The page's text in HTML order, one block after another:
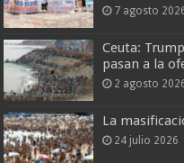
7 agosto
Ceuta:
pasan a la
2 agosto
La
24 julio 2026